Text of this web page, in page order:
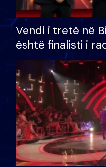
Vendi i tretë në
është finalisti i